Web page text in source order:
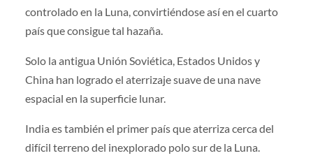
controlado en la Luna, convirtiéndose así en el cuarto
país que consigue tal hazaña.
Solo la antigua Unión Soviética, Estados Unidos y
China han logrado el aterrizaje suave de una nave
espacial en la superficie lunar.
India es también el primer país que aterriza cerca del
difícil terreno del inexplorado polo sur de la Luna.